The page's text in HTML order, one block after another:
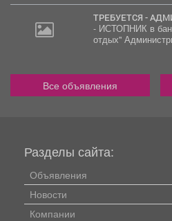
ТРЕБУЕТСЯ -
- ИСТОПНИК в
отдых"
Все объявления
Разделы сайта:
Объявления
Новости
Компании